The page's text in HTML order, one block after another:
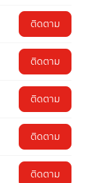
ติดตาม
ติดตาม
ติดตาม
ติดตาม
ติดตาม